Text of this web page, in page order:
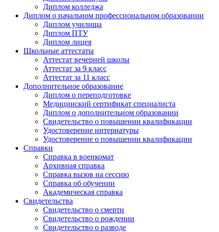
Диплом колледжа
Диплом о начальном профессиональном oбразовании
Диплом училища
Диплом ПТУ
Диплом лицея
Школьные аттестаты
Аттестат вечерней школы
Аттестат за 9 класс
Аттестат за 11 класс
Дополнительное образование
Диплом о переподготовке
Медицинский сертификат специалиста
Диплом о дополнительном образовании
Свидетельство о повышении квалификации
Удостоверение интернатуры
Удостоверение о повышении квалификации
Справки
Справка в военкомат
Архивная справка
Справка вызов на сессию
Справка об обучении
Академическая справка
Свидетельства
Свидетельство о смерти
Свидетельство о рождении
Свидетельство о разводе